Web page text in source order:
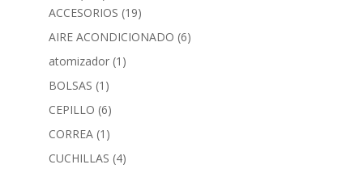
ACCESORIOS (19)
AIRE ACONDICIONADO (6)
atomizador (1)
BOLSAS (1)
CEPILLO (6)
CORREA (1)
CUCHILLAS (4)